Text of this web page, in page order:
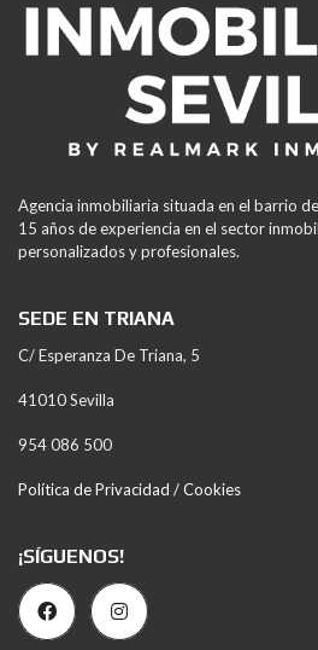
Agencia inmobiliaria situada en el barrio
15 años de experiencia en el sector
personalizados y profesionales.
SEDE EN TRIANA
C/ Esperanza De Triana, 5
41010 Sevilla
954 086 500
Política de Privacidad / Cookies
¡SÍGUENOS!